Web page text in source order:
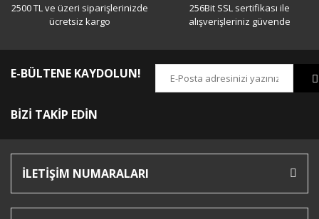
2500 TL ve üzeri siparişlerinizde
ücretsiz kargo
256Bit SSL sertifikası ile
alışverişleriniz güvende
E-BÜLTENE KAYDOLUN!
BİZİ TAKİP EDİN
İLETİŞİM NUMARALARI